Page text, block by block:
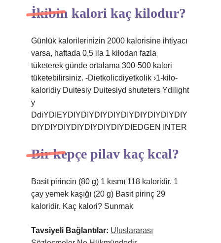
İkibin kalori kaç kilodur?
Günlük kalorilerinizin 2000 kalorisine ihtiyacı
varsa, haftada 0,5 ila 1 kilodan fazla
tüketerek günde ortalama 300-500 kalori
tüketebilirsiniz. -Dietkolicdiyetkolik ›1-kilo-
kaloridiy Duitesiy Duitesiyd shuteters Ydilight
y
DdiYDIEYDIYDIYDIYDIYDIYDIYDIYDIYDIY
DIYDIYDIYDIYDIYDIYDIYDIEDGEN INTER
Bir kepçe pilav kaç kcal?
Basit pirincin (80 g) 1 kısmı 118 kaloridir. 1
çay yemek kaşığı (20 g) Basit pirinç 29
kaloridir. Kaç kalori? Sunmak
Tavsiyeli Bağlantılar: Uluslararası